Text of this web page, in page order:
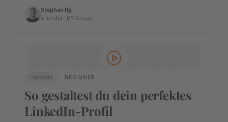
Stephan Ilg
Gründer · DM Group
LinkedIn BEGINNER
So gestaltest du dein perfektes
LinkedIn-Profil